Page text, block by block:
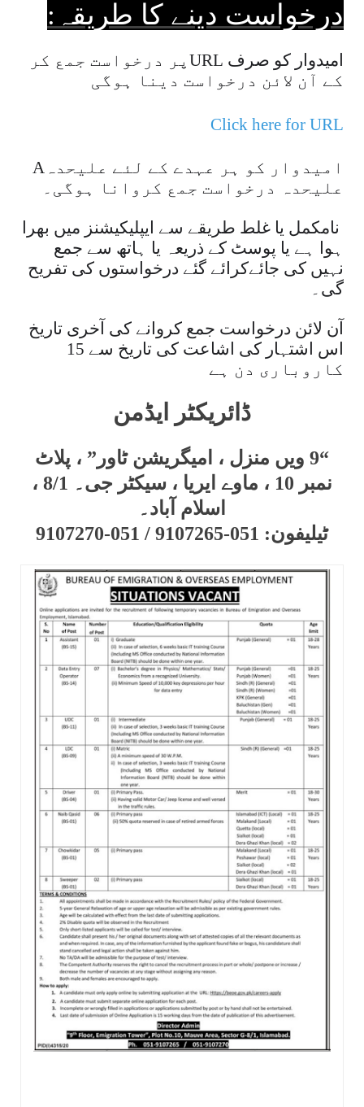
درخواست دینے کا طریقہ:
امیدوار کو صرف URL پر درخواست جمع کر
کے آن لائن درخواست دینا ہوگی
Click here for URL
A امیدوار کو ہر عہدے کے لئے علیحدہ
علیحدہ درخواست جمع کروانا ہوگی۔
نامکمل یا غلط طریقے سے ایپلیکیشنز میں بھرا
ہوا ہے یا پوسٹ کے ذریعہ یا ہاتھ سے جمع
کرائے گئے درخواستوں کی تفریحنہیں کی جائے
گی۔
آن لائن درخواست جمع کروانے کی آخری تاریخ
اس اشتہار کی اشاعت کی تاریخ سے 15
کاروباری دن ہے
ڈائریکٹر ایڈمن
“9 ویں منزل ، امیگریشن ٹاور” ، پلاٹ
نمبر 10 ، ماوے ایریا ، سیکٹر جی۔ 8/1 ،
اسلام آباد۔
ٹیلیفون: 051-9107265 / 051-9107270